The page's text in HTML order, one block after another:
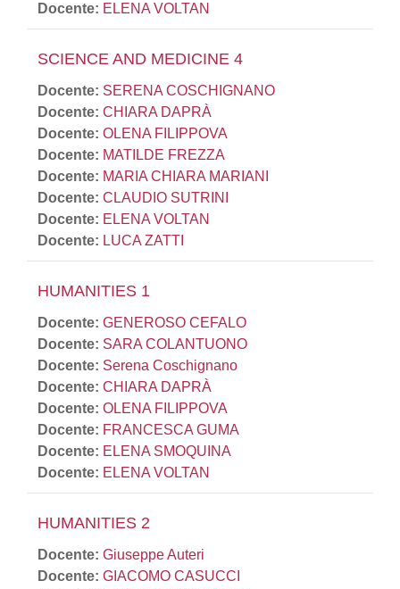
Docente: ELENA VOLTAN
SCIENCE AND MEDICINE 4
Docente: SERENA COSCHIGNANO
Docente: CHIARA DAPRÀ
Docente: OLENA FILIPPOVA
Docente: MATILDE FREZZA
Docente: MARIA CHIARA MARIANI
Docente: CLAUDIO SUTRINI
Docente: ELENA VOLTAN
Docente: LUCA ZATTI
HUMANITIES 1
Docente: GENEROSO CEFALO
Docente: SARA COLANTUONO
Docente: Serena Coschignano
Docente: CHIARA DAPRÀ
Docente: OLENA FILIPPOVA
Docente: FRANCESCA GUMA
Docente: ELENA SMOQUINA
Docente: ELENA VOLTAN
HUMANITIES 2
Docente: Giuseppe Auteri
Docente: GIACOMO CASUCCI